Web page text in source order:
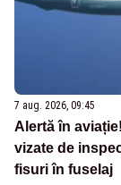
7 aug. 2026, 09:45
Alertă în
vizate de
fisuri în fuselaj